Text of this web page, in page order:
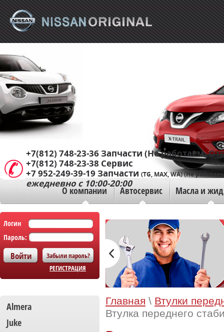
О компании Автосервис Масла и
+7(812) 748-23-36 Запчасти (Не работаем.
+7(812) 748-23-38 Сервис
+7 952-249-39-19 Запчасти (TG, MAX, WA) (Не
ежедневно с 10:00-20:00
Логин
Пароль:
Забыли пароль?
РЕГИСТРАЦИЯ
Almera
Juke
Главная \ Втулки
Втулка переднего